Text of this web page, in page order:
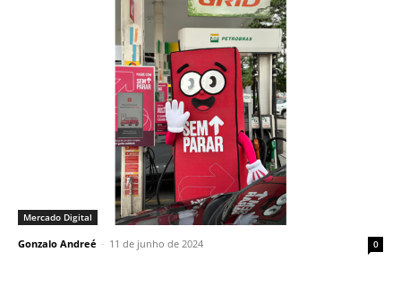
Mercado Digital
Gonzalo Andreé - 11 de junho de 2024 0